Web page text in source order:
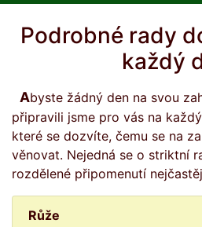
Podrobné rady
každý
Abyste žádný den na svou zahrádku nezapomněli,
připravili jsme pro vás na
které se dozvíte, čemu se na
věnovat. Nejedná se o striktní
rozdělené připomenutí
Růže